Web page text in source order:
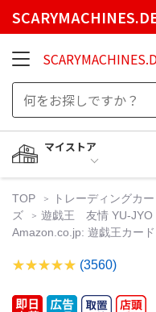
マイストア
TOP トレーディングカー
ズ
遊戯王 友情 YU-JYO
Amazon.co.jp: 遊戯王カー
(3560)